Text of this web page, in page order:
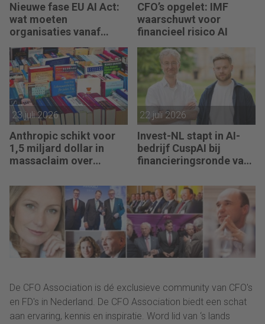
Nieuwe fase EU AI Act:
wat moeten
organisaties vanaf
augustus 2026 regelen?
CFO’s opgelet: IMF
waarschuwt voor
financieel risico AI
23 juli 2026
Anthropic schikt voor
1,5 miljard dollar in
massaclaim over
22 juli 2026
Invest-NL stapt in AI-
bedrijf CuspAI bij
financieringsronde van
De CFO Association is dé exclusieve community van CFO's
en FD's in Nederland. De CFO Association biedt een schat
aan ervaring, kennis en inspiratie. Word lid van ‘s lands